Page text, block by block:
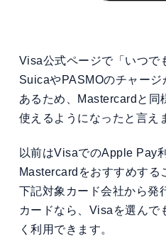
Visa公式ページで「いつで
SuicaやPASMOのチャー
あるため、Mastercardと
使えるようになったと言え
以前はVisaでのApple Pay
Mastercardをおすすめする
下記対象カード会社から発
カードなら、Visaを選んで
く利用できます。